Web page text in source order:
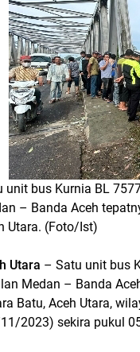
unit bus Kurnia BL
– Banda Aceh
Utara. (Foto/Ist)
Utara – Satu unit bus
Medan – Banda
Batu, Aceh Utara,
2023) sekira pukul